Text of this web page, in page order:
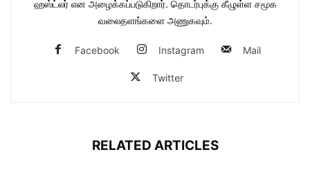
ஹஸ்ட்லர் என அழைக்கப்படுகிறார். தொடர்புக்கு கீழுள்ள சமூக
வலைதளங்களை அணுகவும்.
Facebook Instagram Mail
Twitter
RELATED ARTICLES